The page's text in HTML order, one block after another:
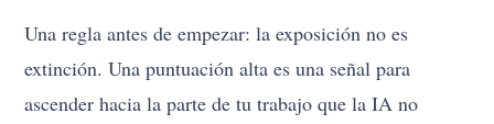
Una regla antes de empezar: la exposición no es
extinción. Una puntuación alta es una señal para
ascender hacia la parte de tu trabajo que la IA no